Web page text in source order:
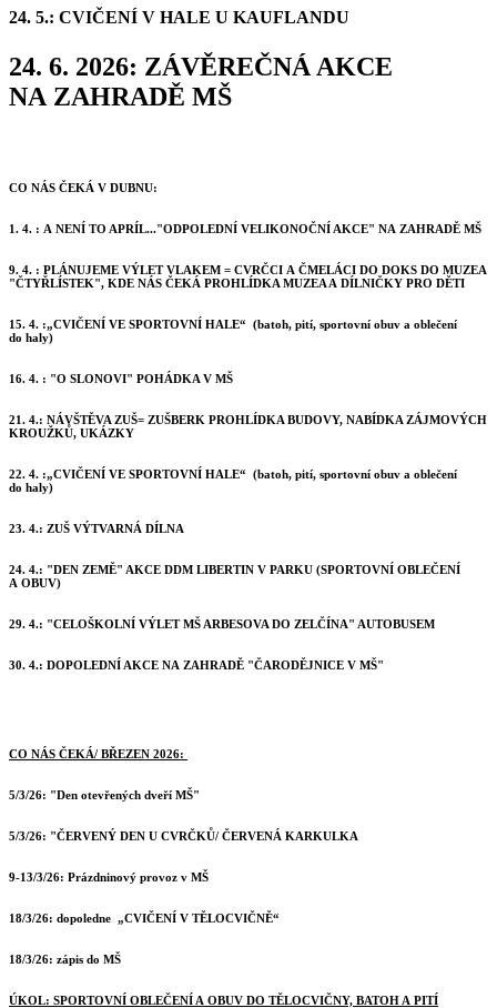
24. 5.: CVIČENÍ V HALE U KAUFLANDU
24. 6. 2026: ZÁVĚREČNÁ AKCE
NA ZAHRADĚ MŠ
CO NÁS ČEKÁ V DUBNU:
1. 4. : A NENÍ TO APRÍL..."ODPOLEDNÍ VELIKONOČNÍ AKCE" NA ZAHRADĚ MŠ
9. 4. : PLÁNUJEME VÝLET VLAKEM = CVRČCI A ČMELÁCI DO DOKS DO MUZEA
"ČTYŘLÍSTEK", KDE NÁS ČEKÁ PROHLÍDKA MUZEA A DÍLNIČKY PRO DĚTI
15. 4. :„CVIČENÍ VE SPORTOVNÍ HALE“ (batoh, pití, sportovní obuv a oblečení
do haly)
16. 4. : "O SLONOVI" POHÁDKA V MŠ
21. 4.: NÁVŠTĚVA ZUŠ= ZUŠBERK PROHLÍDKA BUDOVY, NABÍDKA ZÁJMOVÝCH
KROUŽKŮ, UKÁZKY
22. 4. :„CVIČENÍ VE SPORTOVNÍ HALE“ (batoh, pití, sportovní obuv a oblečení
do haly)
23. 4.: ZUŠ VÝTVARNÁ DÍLNA
24. 4.: "DEN ZEMĚ" AKCE DDM LIBERTIN V PARKU (SPORTOVNÍ OBLEČENÍ
A OBUV)
29. 4.: "CELOŠKOLNÍ VÝLET MŠ ARBESOVA DO ZELČÍNA" AUTOBUSEM
30. 4.: DOPOLEDNÍ AKCE NA ZAHRADĚ "ČARODĚJNICE V MŠ"
CO NÁS ČEKÁ/ BŘEZEN 2026:
5/3/26: "Den otevřených dveří MŠ"
5/3/26: "ČERVENÝ DEN U CVRČKŮ/ ČERVENÁ KARKULKA
9-13/3/26: Prázdninový provoz v MŠ
18/3/26: dopoledne „CVIČENÍ V TĚLOCVIČNĚ“
18/3/26: zápis do MŠ
ÚKOL: SPORTOVNÍ OBLEČENÍ A OBUV DO TĚLOCVIČNY, BATOH A PITÍ